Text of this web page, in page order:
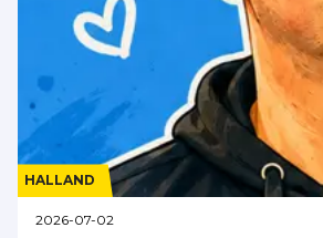
HALLAND
2026-07-02